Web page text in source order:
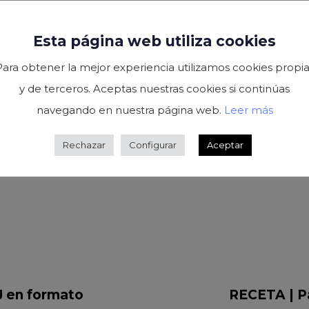
Como empresa cercana y comprometida, apostar
nuestras raíces. Ver cómo este equipo femenino
En Conservas JJJseguiremos apoyando el
que el verdadero éxito se construye juntos: dentro
en formato
RECETA |
Esta página web utiliza cookies
obtener la mejor experiencia utilizamos cookies
y de terceros. Aceptas nuestras cookies si continúas
navegando en nuestra página web. Leer más
Rechazar Configurar Aceptar